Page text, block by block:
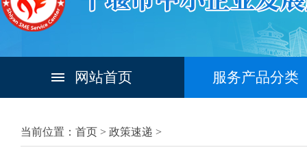
网站首页 服务产品分类
当前位置：首页 > 政策速递 >